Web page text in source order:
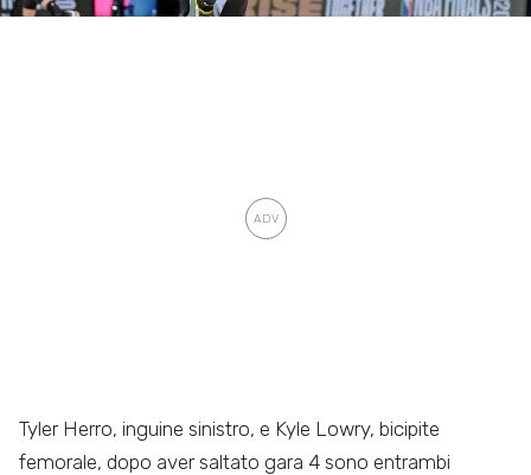
Tyler Herro, inguine sinistro, e Kyle Lowry, bicipite
femorale, dopo aver saltato gara 4 sono entrambi